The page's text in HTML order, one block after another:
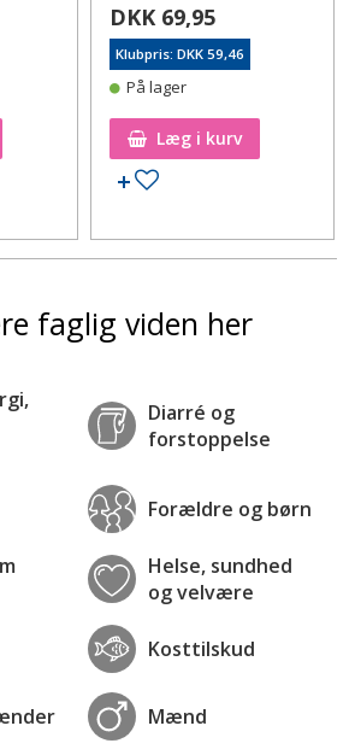
DKK 69,95
Klubpris: DKK 59,46
På lager
Læg i kurv
Tilføj til ønskeseddel
faglig viden her
Diarré og
forstoppelse
Forældre og børn
Helse, sundhed
og velvære
Kosttilskud
Mænd